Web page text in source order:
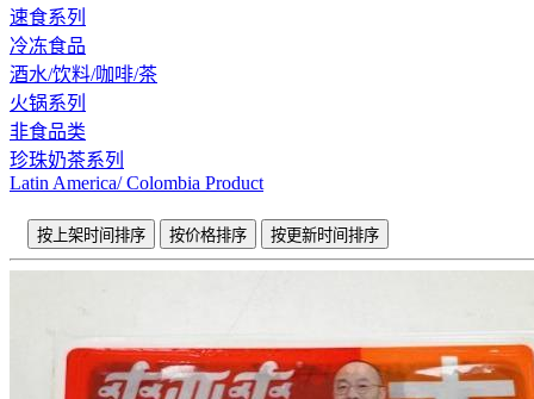
速食系列
冷冻食品
酒水/饮料/咖啡/茶
火锅系列
非食品类
珍珠奶茶系列
Latin America/ Colombia Product
按上架时间排序 按价格排序 按更新时间排序